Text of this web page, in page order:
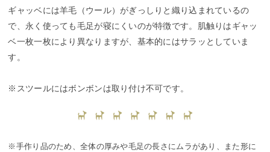
ギャッベには羊毛（ウール）がぎっしりと織り込まれているの
で、永く使っても毛足が寝にくいのが特徴です。肌触りはギャッ
ベ一枚一枚により異なりますが、基本的にはサラッとしていま
す。
※スツールにはボンボンは取り付け不可です。
※手作り品のため、全体の厚みや毛足の長さにムラがあり、また形に